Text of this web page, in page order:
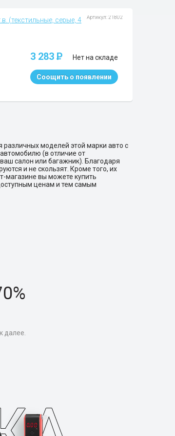
Артикул: 21802
(текстильные, серые, 4
3 283 P Нет на складе
Соощить о появлении
моделей этой марки авто с
(в отличие от
салон или багажник). Благодаря
и не скользят. Кроме того, их
магазине вы можете купить
ценам и тем самым
далее.